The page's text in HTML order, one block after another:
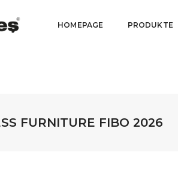
HOMEPAGE PRODUKTE
FURNITURE FIBO 2026